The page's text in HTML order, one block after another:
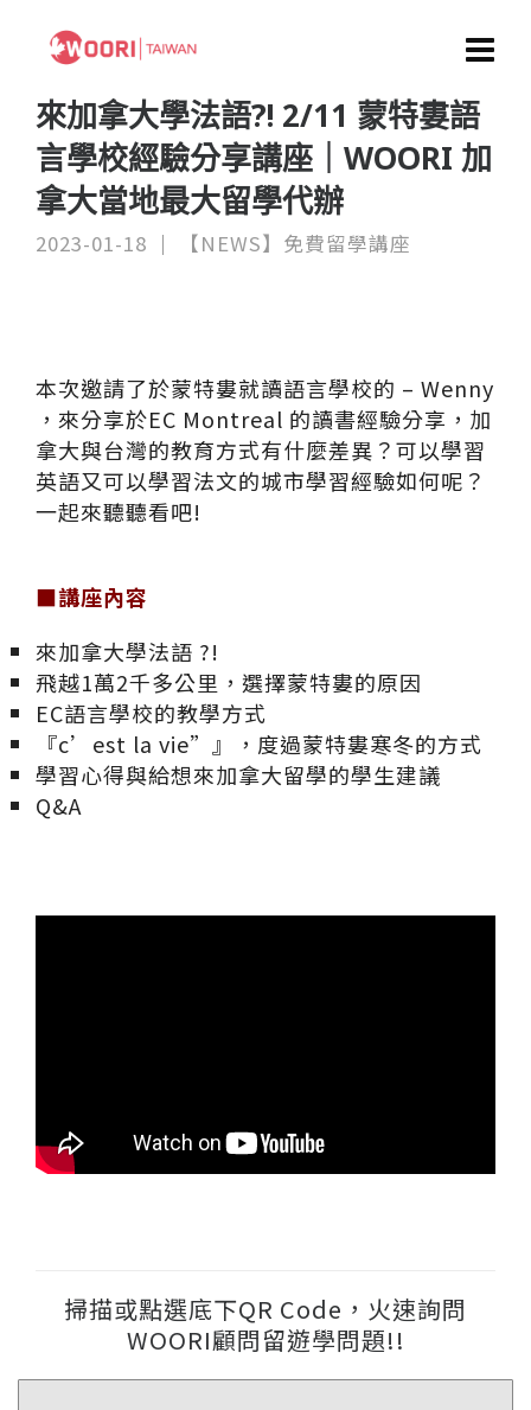
來加拿大學法語?! 2/11 蒙特婁語
言學校經驗分享講座｜WOORI 加
拿大當地最大留學代辦
2023-01-18 【NEWS】免費留學講座
本次邀請了於蒙特婁就讀語言學校的 – Wenny
，來分享於EC Montreal 的讀書經驗分享，加
拿大與台灣的教育方式有什麼差異？可以學習
英語又可以學習法文的城市學習經驗如何呢？
一起來聽聽看吧!
■講座內容
來加拿大學法語 ?!
飛越1萬2千多公里，選擇蒙特婁的原因
EC語言學校的教學方式
『c’est la vie”』，度過蒙特婁寒冬的方式
學習心得與給想來加拿大留學的學生建議
Q&A
掃描或點選底下QR Code，火速詢問
WOORI顧問留遊學問題!!